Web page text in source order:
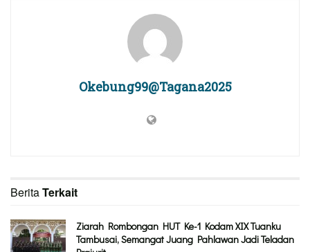
Okebung99@Tagana2025
BeritaTerkait
Ziarah Rombongan HUT Ke-1 Kodam XIX Tuanku
Tambusai, Semangat Juang Pahlawan Jadi Teladan